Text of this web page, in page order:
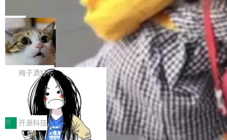
级应用，企业在规模化落地过程中，对安全性、
可控性和代码质量提出了更高要求。 首先是数据
安全与合规要求。对于大多数普通研发场景，公
有云模型能够满足快速试用和效率提升的需求。
但对于金融、能源、医疗等对数据安全要求较...
AI算力网关（AI创新平台）成功入选！ 随着各行
各业的Agent走向规模化建设，算力构成形态逐
渐丰富，用户关注的重点也在发生变化：不只是
让AI用起来，还要进一步看清混合算力时代下，
Token花在哪里、算力是否被充分利用，以及持
续增长的AI成本该如何优化。 深信服AI算力网关
正是围绕这些实际问题，从Token治理和成本治
理两个方面，让用户的每一份算力都看得清、管
得住、用得稳、省得下、更安全！ 一、从现在开
始，Token使用一目...
束，一个实验室的开始
Google 员工编号 20。MapReduce 作者之一。
Bigtable 作者之一。TensorFlow 的作者之一。
Gemini 的架构师。Google 首席科学家。 Jeff D
ean 在 Google 工作了 27 年后，宣布离职。 他
不是一个人走。一同离开的还有 Sanjay Ghema
wat（Google 员工编号 23，Jeff Dean 二十多
年的编程搭档，MapReduce 和 Bigtable 的共同
作者）、Quoc Le（Google 大脑核心成员，Se
q2Seq 和 DocAI 的共同发明人）以及 Oriol Vin
yals（Gemini 联合负责人，AlphaSta...
局
🔥 SolonCode v2026.8.4 发布：界面
字体可调、22 种语言、记忆搜索增强
打开终端就能上岗的全中文编码智能体，这一轮
把「看得清、用母语、记得住」三件事一次补
齐。 SolonCode 是什么 SolonCode 是杭州无
耳科技研发的企业级终端编码智能体——一位全
中文驱动的数字员工，自主理解需求、规划步
骤、编写代码。不挑模型、不挑平台，curl 一行
装完即用。 开源地址：Gitee · GitCode · GitHu
梅子酒好吃
让“代码语义理解”深度释放AI Coding
价值潜能：华为云码道（CodeArts）
代码仓技术解析
一、代码仓深度理解技术的作用与价值 在软件工
程实践中，代码仓是企业核心知识资产的主要载
体。企业级代码仓库通常包含数十万乃至数百万
开 开源科技